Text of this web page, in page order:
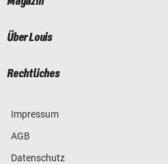
Über Louis
Rechtliches
Impressum
AGB
Datenschutz